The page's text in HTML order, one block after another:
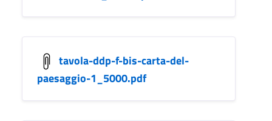
tavola-ddp-f-bis-carta-del-
paesaggio-1_5000.pdf